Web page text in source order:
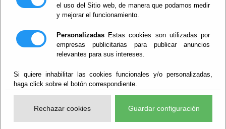
el uso del Sitio web, de manera que podamos medir
y mejorar el funcionamiento.
Personalizadas Estas cookies son utilizadas por
empresas publicitarias para publicar anuncios
relevantes para sus intereses.
Si quiere inhabilitar las cookies funcionales y/o personalizadas,
haga click sobre el botón correspondiente.
Rechazar cookies Guardar configuración
EsteCanalnace de la obligación legal, establecida
por la Ley 2/2023, de ofrecer mecanismos para:
conocimiento de la Diputación de Almería
determinadas infracciones penales o
administrativas graves o muy graves.
- proteger a las personas que las detecten en el
contexto laboral de esta organización y las